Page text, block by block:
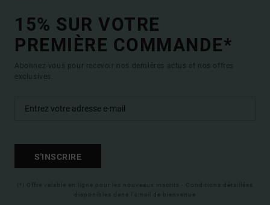
15% SUR VOTRE
PREMIÈRE COMMANDE*
Abonnez-vous pour recevoir nos dernières actus et nos offres
exclusives.
S'INSCRIRE
(*) Offre valable en ligne pour les nouveaux inscrits - Conditions détaillées
disponibles dans l'email de bienvenue